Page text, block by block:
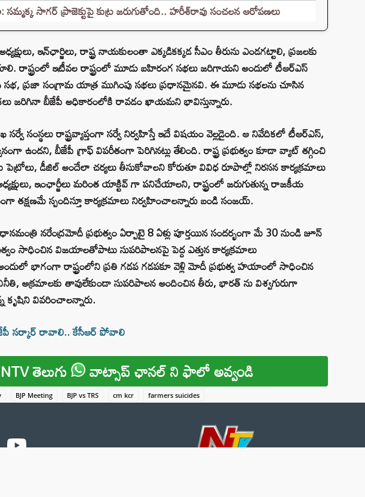
సమ్మక్క సాగర్ ప్రాజెక్టుపై కుట్ర జరుగుతోంది.. హరీశ్‌రావు సంచలన ఆరోపణలు
ఇన్‌ఛార్జిలు, రాష్ట్ర నాయకులంతా ఎక్కడికక్కడ సీఎం తీరును ఎండగట్టాలి, ప్రజలకు
రాష్ట్రంలో ఇటీవల రాష్ట్రంలో మూడు బహిరంగ సభలు జరిగాయని అందులో టీఆర్ఎస్
ప్రజా సంగ్రామ యాత్ర ముగింపు సభలు ప్రధానమైనవి. ఈ మూడు సభలను చూసిన
జరిగినా బీజేపీ అధికారంలోకి రావడం ఖాయమని భావిస్తున్నారు.
సర్వే సంస్థలు రాష్ట్రవ్యాప్తంగా సర్వే నిర్వహిస్తే ఇదే విషయం వెల్లడైంది. ఆ నివేదికలో టీఆర్ఎస్,
ఉందని, బీజేపీ గ్రాఫ్ విపరీతంగా పెరిగినట్లు తేలింది. రాష్ట్ర ప్రభుత్వం కూడా వ్యాట్ తగ్గించి
పెట్రోలు, డీజిల్ అందేలా చర్యలు తీసుకోవాలని కోరుతూ వివిధ రూపాల్లో నిరసన కార్యక్రమాలు
ఇంఛార్జీలు మరింత యాక్టివ్ గా పనిచేయాలని, రాష్ట్రంలో జరుగుతున్న రాజకీయ
తక్షణమే స్పందిస్తూ కార్యక్రమాలు నిర్వహించాలన్నారు బండి సంజయ్.
నరేంద్రమోదీ ప్రభుత్వం ఏర్పాటై 8 ఏళ్లు పూర్తయిన సందర్భంగా మే 30 నుండి జూన్
సాధించిన విజయాలతోపాటు సుపరిపాలనపై పెద్ద ఎత్తున కార్యక్రమాలు
భాగంగా రాష్ట్రంలోని ప్రతి గడప గడపకూ వెళ్లి మోదీ ప్రభుత్వ హయాంలో సాధించిన
అక్రమాలకు తావులేకుండా సుపరిపాలన అందించిన తీరు, భారత్ ను విశ్వగురుగా
కృషిని వివరించాలన్నారు.
సర్కార్ రావాలి.. కేసీఆర్ పోవాలి
NTV తెలుగు వాట్సాప్ ఛానల్ ని ఫాలో అవ్వండి
BJP Meeting BJP vs TRS cm kcr farmers suicides